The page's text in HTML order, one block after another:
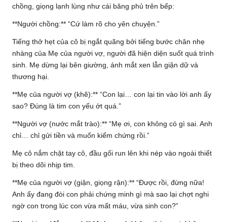
chồng, giọng lạnh lùng như cái băng phủ trên bếp:
**Người chồng:** “Cứ làm rõ cho yên chuyện.”
Tiếng thở hẹt của cô bị ngắt quãng bởi tiếng bước chân nhẹ
nhàng của Mẹ của người vợ, người đã hiện diện suốt quá trình
sinh. Mẹ dừng lại bên giường, ánh mắt xen lẫn giận dữ và
thương hại.
**Mẹ của người vợ (khẽ):** “Con lại… con lại tin vào lời anh ấy
sao? Đúng là tim con yếu ớt quá.”
**Người vợ (nước mắt trào):** “Mẹ ơi, con không có gì sai. Anh
chỉ… chỉ gửi tiền và muốn kiểm chứng rồi.”
Mẹ cô nắm chặt tay cô, đầu gối run lên khi nép vào ngoài thiết
bị theo dõi nhịp tim.
**Mẹ của người vợ (giận, giọng rận):** “Được rồi, đừng nữa!
Anh ấy đang đòi con phải chứng minh gì mà sao lại chợt nghi
ngờ con trong lúc con vừa mất máu, vừa sinh con?”